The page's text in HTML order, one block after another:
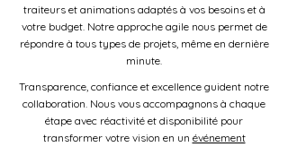
traiteurs et animations adaptés à vos besoins et à
votre budget. Notre approche agile nous permet de
répondre à tous types de projets, même en dernière
minute.
Transparence, confiance et excellence guident notre
collaboration. Nous vous accompagnons à chaque
étape avec réactivité et disponibilité pour
transformer votre vision en un événement